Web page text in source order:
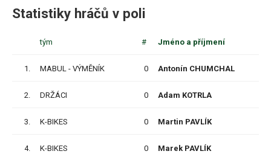
Statistiky hráčů v poli
tým # Jméno a příjmení
1. MABUL - VÝMĚNÍK 0 Antonín CHUMCHAL
2. DRŽÁCI 0 Adam KOTRLA
3. K-BIKES 0 Martin PAVLÍK
4. K-BIKES 0 Marek PAVLÍK